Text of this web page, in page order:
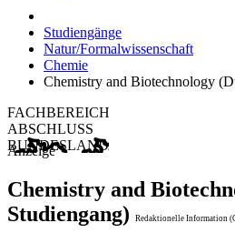
Studiengänge
Natur/Formalwissenschaft
Chemie
Chemistry and Biotechnology
FACHBEREICH
ABSCHLUSS
BUNDESLAND
Anzeige
Chemistry and
Studiengang)
Redaktionelle Information